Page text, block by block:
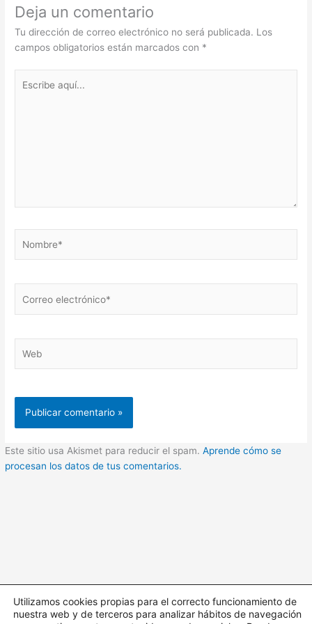
Deja un comentario
Tu dirección de correo electrónico no será publicada. Los
campos obligatorios están marcados con *
aquí...
electrónico*
Este sitio usa Akismet para reducir el spam.Aprende cómo se
procesan los datos de tus comentarios.
Utilizamos cookies propias para el correcto funcionamiento de
nuestra web y de terceros para analizar hábitos de navegación